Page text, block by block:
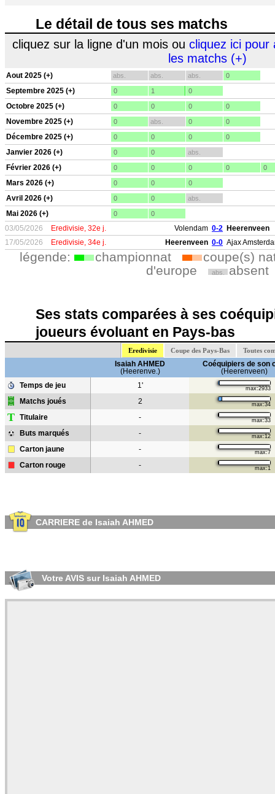
Le détail de tous ses matchs
cliquez sur la ligne d'un mois ou cliquez ici pour
les matchs (+)
Aout 2025 (+) abs. abs. abs. 0
Septembre 2025 (+) 0 1 0
Octobre 2025 (+) 0 0 0 0
Novembre 2025 (+) 0 abs. 0 0
Décembre 2025 (+) 0 0 0 0
Janvier 2026 (+) 0 0 abs.
Février 2026 (+) 0 0 0 0 0
Mars 2026 (+) 0 0 0
Avril 2026 (+) 0 0 abs.
Mai 2026 (+) 0 0
03/05/2026 Eredivisie, 32e j. Volendam 0-2 Heerenveen
17/05/2026
Eredivisie, 34e j. Heerenveen 0-0 Ajax
légende: championnat
coupe(s)
d'europe
abs. absent
Ses stats comparées à ses
joueurs évoluant en Pays-bas
Eredivisie Coupe des Pays-Bas Toutes
Isaiah AHMED
(Heerenve.)
Coéquipiers de son
(Heerenveen)
Temps de jeu
1' max:2933
Matchs joués 2 max:34
T Titulaire - max:33
Buts marqués - max:12
Carton jaune - max:7
Carton rouge - max:1
CARRIERE de Isaiah AHMED
Votre AVIS sur Isaiah AHMED